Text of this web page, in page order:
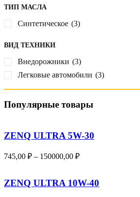
ТИП МАСЛА
Синтетическое (3)
ВИД ТЕХНИКИ
Внедорожники (3)
Легковые автомобили (3)
Популярные товары
ZENQ ULTRA 5W-30
745,00 ₽ – 150000,00 ₽Диапазон
–
ZENQ ULTRA 10W-40